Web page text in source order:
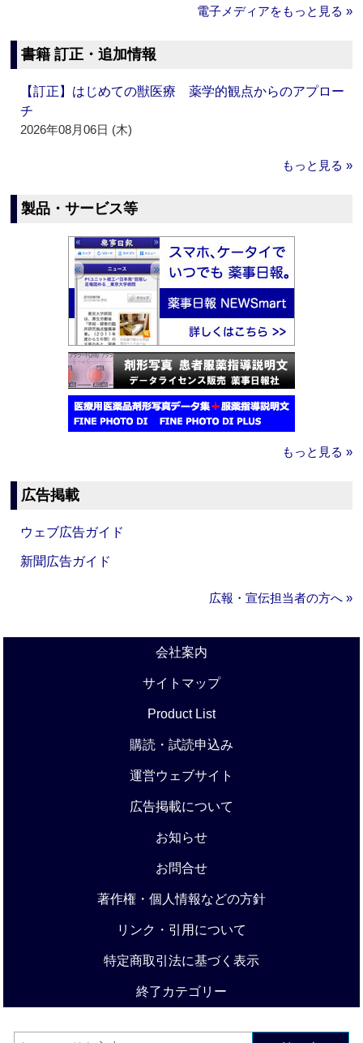
電子メディアをもっと見る »
書籍 訂正・追加情報
【訂正】はじめての獣医療 薬学的観点からのアプロー
チ
2026年08月06日 (木)
もっと見る »
製品・サービス等
もっと見る »
広告掲載
ウェブ広告ガイド
新聞広告ガイド
広報・宣伝担当者の方へ »
会社案内
サイトマップ
Product List
購読・試読申込み
運営ウェブサイト
広告掲載について
お知らせ
お問合せ
著作権・個人情報などの方針
リンク・引用について
特定商取引法に基づく表示
終了カテゴリー